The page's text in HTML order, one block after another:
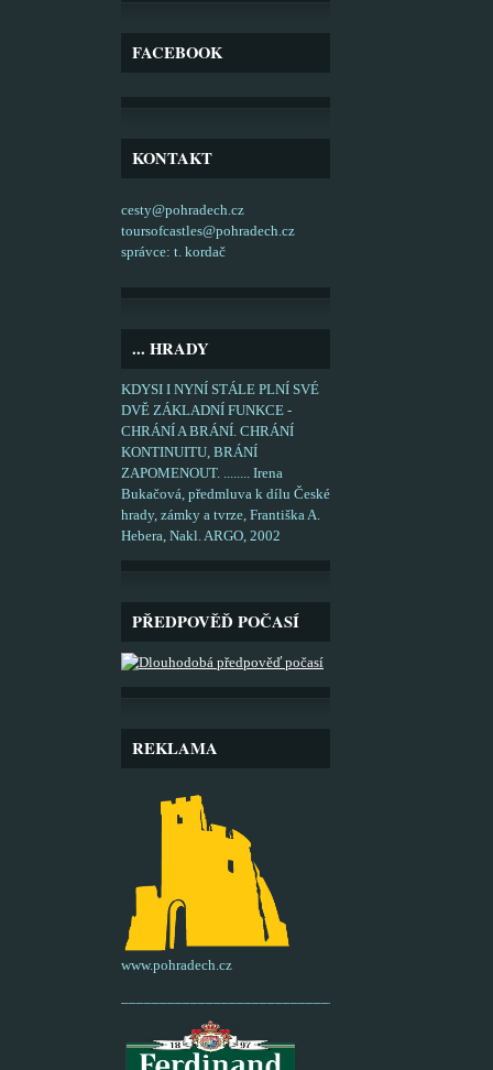
FACEBOOK
KONTAKT
cesty@pohradech.cz
toursofcastles@pohradech.cz
správce: t. kordač
... HRADY
KDYSI I NYNÍ STÁLE PLNÍ SVÉ
DVĚ ZÁKLADNÍ FUNKCE -
CHRÁNÍ A BRÁNÍ. CHRÁNÍ
KONTINUITU, BRÁNÍ
ZAPOMENOUT. ........ Irena
Bukačová, předmluva k dílu České
hrady, zámky a tvrze, Františka A.
Hebera, Nakl. ARGO, 2002
PŘEDPOVĚĎ POČASÍ
REKLAMA
www.pohradech.cz